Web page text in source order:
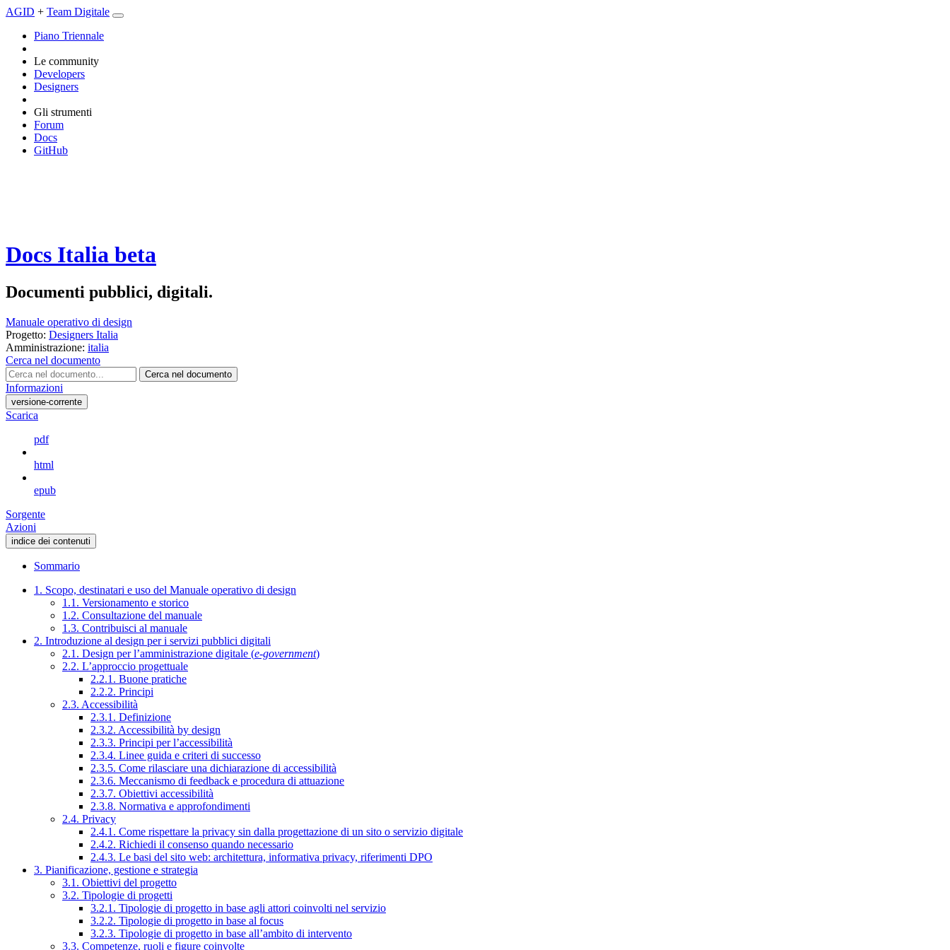
AGID + Team Digitale
Piano Triennale
Le community
Developers
Designers
Gli strumenti
Forum
Docs
GitHub
Docs Italia beta
Documenti pubblici, digitali.
Manuale operativo di design
Progetto: Designers Italia
Amministrazione: italia
Cerca nel documento
Cerca nel documento
Informazioni
versione-corrente
Scarica
pdf
html
epub
Sorgente
Azioni
indice dei contenuti
Sommario
1. Scopo, destinatari e uso del Manuale operativo di design
1.1. Versionamento e storico
1.2. Consultazione del manuale
1.3. Contribuisci al manuale
2. Introduzione al design per i servizi pubblici digitali
2.1. Design per l’amministrazione digitale (e-government)
2.2. L’approccio progettuale
2.2.1. Buone pratiche
2.2.2. Principi
2.3. Accessibilità
2.3.1. Definizione
2.3.2. Accessibilità by design
2.3.3. Principi per l’accessibilità
2.3.4. Linee guida e criteri di successo
2.3.5. Come rilasciare una dichiarazione di accessibilità
2.3.6. Meccanismo di feedback e procedura di attuazione
2.3.7. Obiettivi accessibilità
2.3.8. Normativa e approfondimenti
2.4. Privacy
2.4.1. Come rispettare la privacy sin dalla progettazione di un sito o servizio digitale
2.4.2. Richiedi il consenso quando necessario
2.4.3. Le basi del sito web: architettura, informativa privacy, riferimenti DPO
3. Pianificazione, gestione e strategia
3.1. Obiettivi del progetto
3.2. Tipologie di progetti
3.2.1. Tipologie di progetto in base agli attori coinvolti nel servizio
3.2.2. Tipologie di progetto in base al focus
3.2.3. Tipologie di progetto in base all’ambito di intervento
3.3. Competenze, ruoli e figure coinvolte